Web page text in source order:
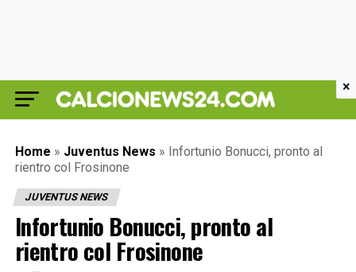
Home » Juventus News » Infortunio Bonucci, pronto al
rientro col Frosinone
JUVENTUS NEWS
Infortunio Bonucci, pronto al
rientro col Frosinone
×